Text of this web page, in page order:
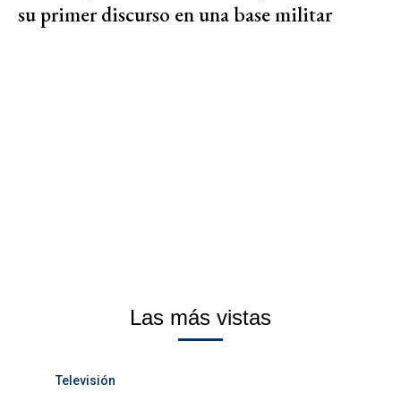
su primer discurso en una base militar
Las más vistas
Televisión